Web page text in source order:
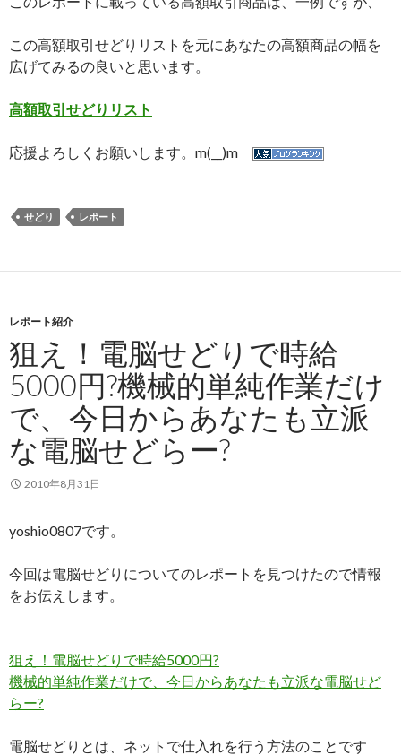
この高額取引せどりリストを元にあなたの高額商品の幅を
広げてみるの良いと思います。
高額取引せどりリスト
応援よろしくお願いします。m(__)m
せどり レポート
レポート紹介
狙え！電脳せどりで時給
5000円?機械的単純作業だけ
で、今日からあなたも立派
な電脳せどらー?
2010年8月31日
yoshio0807です。
今回は電脳せどりについてのレポートを見つけたので情報
をお伝えします。
狙え！電脳せどりで時給5000円?
機械的単純作業だけで、今日からあなたも立派な電脳せど
らー?
電脳せどりとは、ネットで仕入れを行う方法のことです